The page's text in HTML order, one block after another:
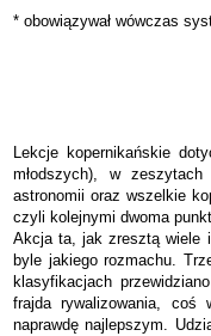
* obowiązywał wówczas
Lekcje kopernikańskie
młodszych), w
astronomii oraz wszelkie
czyli kolejnymi dwoma
Akcja ta, jak zresztą wiele
byle jakiego rozmachu.
klasyfikacjach
frajda rywalizowania,
naprawdę najlepszym.